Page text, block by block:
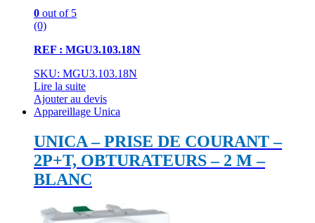
0 out of 5
(0)
REF : MGU3.103.18N
SKU: MGU3.103.18N
Lire la suite
Ajouter au devis
Appareillage Unica
UNICA – PRISE DE COURANT –
2P+T, OBTURATEURS – 2 M –
BLANC